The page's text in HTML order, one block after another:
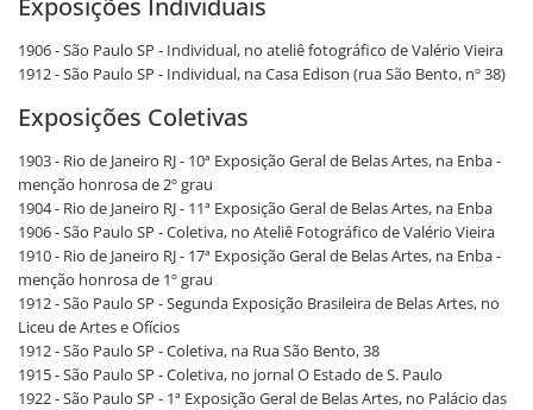
Exposições Individuais
1906 - São Paulo SP - Individual, no ateliê fotográfico de Valério Vieira
1912 - São Paulo SP - Individual, na Casa Edison (rua São Bento, nº 38)
Exposições Coletivas
1903 - Rio de Janeiro RJ - 10ª Exposição Geral de Belas Artes, na Enba -
menção honrosa de 2º grau
1904 - Rio de Janeiro RJ - 11ª Exposição Geral de Belas Artes, na Enba
1906 - São Paulo SP - Coletiva, no Ateliê Fotográfico de Valério Vieira
1910 - Rio de Janeiro RJ - 17ª Exposição Geral de Belas Artes, na Enba -
menção honrosa de 1º grau
1912 - São Paulo SP - Segunda Exposição Brasileira de Belas Artes, no
Liceu de Artes e Ofícios
1912 - São Paulo SP - Coletiva, na Rua São Bento, 38
1915 - São Paulo SP - Coletiva, no jornal O Estado de S. Paulo
1922 - São Paulo SP - 1ª Exposição Geral de Belas Artes, no Palácio das